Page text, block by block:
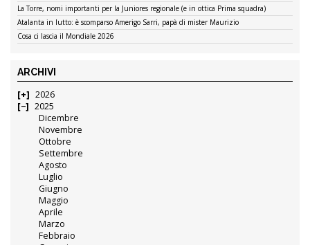
La Torre, nomi importanti per la Juniores regionale (e in ottica Prima squadra)
Atalanta in lutto: è scomparso Amerigo Sarri, papà di mister Maurizio
Cosa ci lascia il Mondiale 2026
ARCHIVI
2026
2025
Dicembre
Novembre
Ottobre
Settembre
Agosto
Luglio
Giugno
Maggio
Aprile
Marzo
Febbraio